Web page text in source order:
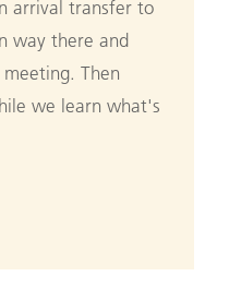
arrival transfer to
way there and
Then
we learn what's